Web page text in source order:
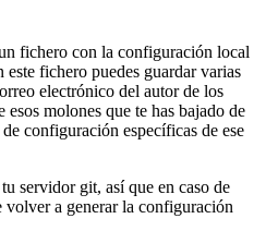
fichero con la configuración local
fichero puedes guardar varias
electrónico del autor de los
esos molones que te has bajado de
configuración específicas de ese
servidor git, así que en caso de
volver a generar la configuración